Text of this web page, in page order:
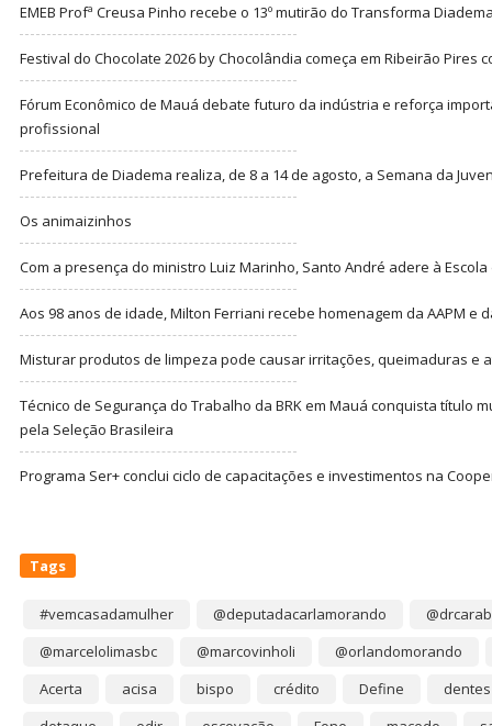
EMEB Profª Creusa Pinho recebe o 13º mutirão do Transforma
Festival do Chocolate 2026 by Chocolândia começa em Ribeirão Pires
Fórum Econômico de Mauá debate futuro da indústria e reforça
profissional
Prefeitura de Diadema realiza, de 8 a 14 de agosto, a Semana da
Os animaizinhos
Com a presença do ministro Luiz Marinho, Santo André adere à
Aos 98 anos de idade, Milton Ferriani recebe homenagem da AAPM e
Misturar produtos de limpeza pode causar irritações, queimaduras e
Técnico de Segurança do Trabalho da BRK em Mauá conquista título
pela Seleção Brasileira
Programa Ser+ conclui ciclo de capacitações e investimentos na
Tags
#vemcasadamulher @deputadacarlamorando
@marcelolimasbc
@marcovinholi
@orlandomorando
Acerta
acisa bispo crédito Define
dentes